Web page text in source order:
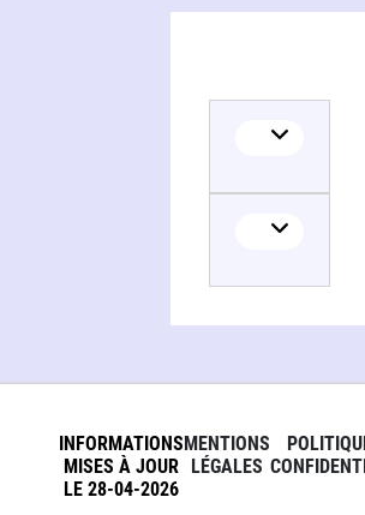
INFORMATIONS
MISES À JOUR
LE 28-04-2026
MENTIONS
LÉGALES